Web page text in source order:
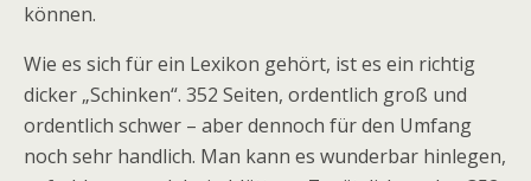
können.
Wie es sich für ein Lexikon gehört, ist es ein richtig
dicker „Schinken“. 352 Seiten, ordentlich groß und
ordentlich schwer – aber dennoch für den Umfang
noch sehr handlich. Man kann es wunderbar hinlegen,